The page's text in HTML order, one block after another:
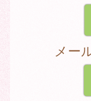
メー